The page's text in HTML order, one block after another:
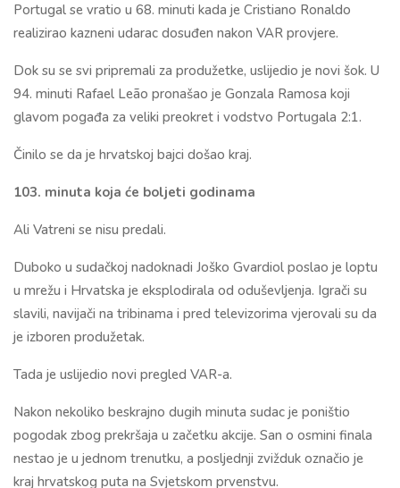
Portugal se vratio u 68. minuti kada je Cristiano Ronaldo
realizirao kazneni udarac dosuđen nakon VAR provjere.
Dok su se svi pripremali za produžetke, uslijedio je novi šok. U
94. minuti Rafael Leão pronašao je Gonzala Ramosa koji
glavom pogađa za veliki preokret i vodstvo Portugala 2:1.
Činilo se da je hrvatskoj bajci došao kraj.
103. minuta koja će boljeti godinama
Ali Vatreni se nisu predali.
Duboko u sudačkoj nadoknadi Joško Gvardiol poslao je loptu
u mrežu i Hrvatska je eksplodirala od oduševljenja. Igrači su
slavili, navijači na tribinama i pred televizorima vjerovali su da
je izboren produžetak.
Tada je uslijedio novi pregled VAR-a.
Nakon nekoliko beskrajno dugih minuta sudac je poništio
pogodak zbog prekršaja u začetku akcije. San o osmini finala
nestao je u jednom trenutku, a posljednji zvižduk označio je
kraj hrvatskog puta na Svjetskom prvenstvu.